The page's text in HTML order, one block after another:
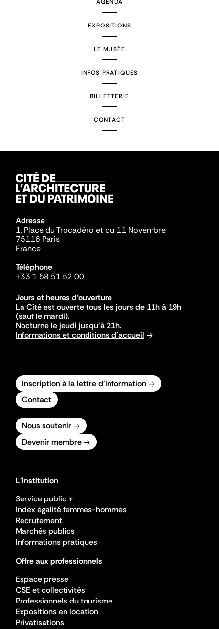
AGENDA
EXPOSITIONS
LE MUSÉE
INFOS PRATIQUES
BILLETTERIE
CONTACT
Adresse
1, Place du Trocadéro et du 11 Novembre
75116 Paris
France
Téléphone
+33 1 58 51 52 00
Jours et heures d'ouverture
La Cité est ouverte tous les jours de 11h à 19h
(sauf le mardi).
Nocturne le jeudi jusqu'à 21h.
Informations et conditions d'accueil
Inscription à la lettre d'information
Contact
Nous soutenir
Devenir membre
L'institution
Service public +
Index égalité femmes-hommes
Recrutement
Marchés publics
Informations pratiques
Offre aux professionnels
Espace presse
CSE et collectivités
Professionnels du tourisme
Expositions en location
Privatisations